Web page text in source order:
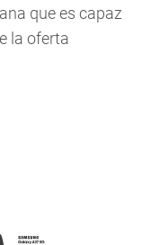
que es capaz
la oferta